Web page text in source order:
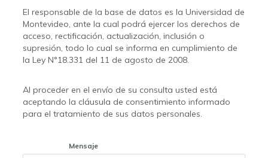
El responsable de la base de datos es la Universidad de
Montevideo, ante la cual podrá ejercer los derechos de
acceso, rectificación, actualización, inclusión o
supresión, todo lo cual se informa en cumplimiento de
la Ley N°18.331 del 11 de agosto de 2008.
Al proceder en el envío de su consulta usted está
aceptando la cláusula de consentimiento informado
para el tratamiento de sus datos personales.
Mensaje